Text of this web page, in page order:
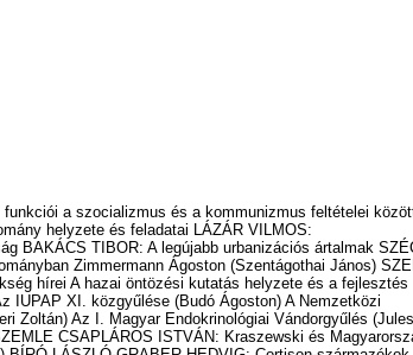
tevékenysége Az Elnökség hírei Feladatok a tudományos minősítésről és a tudományos fokozatokról szóló új rendelkezések tükrében (Tóth Béla) Agrárkutatási eredmények felhasználásának módozatairól (Egyed Imre) Tudományos élet A magyar biokémiai kutatás két kongresszus tükrében (Tankó Béla) Ankét a népi műemlékvédelemről (ifj. Kodolányi János) A Tudományos Minősítő Bizottság hírei KÖNYVSZEMLE Tanulmányok a magyar szocialista irodalom történetéből (Kis Tamás) VARGHA KÁLMÁN: Móricz Zsigmond és az irodalom (F. Csanak Dóra) HORVÁTH RÓBERT: Hatvani István professzor (1718-1786) és a magyar statisztikai tudomány kezdetei (Vekerdi László) Az endokrinológia újabb eredményei (Farkas György) L. M. BATUNER-M. E. POZIN: Matematikai módszerek a kémiai gyakorlatban (Fényes Tamás) 1964 / 5. sz. 319 FUKÁSZ GYÖRGY: A munka jellegének változása - a szellemi és fizikai munka ellentmonádsa megoldásának feltétele CSISZÁR IMRE: A matematika egy új ága - az információelmélet BOZÓKY LÁSZLÓ: A sugárvédelem fejlődése SZÉKELY TAMÁS: Komplex kutatás és kooperáció a szervetlen polimerkémiában VITA VIRÁGH LÁSZLÓ: Zene és zeneművészet (Hozzászólás Szőke Péter "Ornitomuzikológia" című tanulmányának vitájához) SZEMLE Az Akadémia testületi szerveinek tevékenysége Az Elnökség hírei Az Akadémia 1963. évi nemzetközi tevékenységének egyes vonásai A kémiai tudományos eredmények felhasználása a gyakorlatban (Kardos Ibolya) A biológiai kutatások néhány gyakorlati vonatkozása (Láng István) TUDOMÁNYOS ÉLET Az Akadémiai Könyvtár Kézirattárának gyarapodása 1963-ban (Csapodi Csaba) A XXIV. Nemzetközi Ipari Kémiai Kongresszus (Moldvai Rezsőné) A Tudományos Minősítő Bizottság hírei KÖNYVSZEMLE MOLNÁR JÓZSEF: A könyvnyomtatás hatása a magyar irodalmi nyelv kialakulására 1527-1576 között (Hexendorf Edit) S. A. SOCHACKI: Liszt Ferenc és a lengyelek (Jan Šlaski) JÁNOSSY FERENC: A gazdasági fejlettség mérhetősége és új mérési módszere (Kasper Egon) SÁNDOR MÓRA: Die Novocain-Blockade des vegetativen Nervensystems (Stefanics János) 1964 / 6. sz. 395 A MAGYAR TUDOMÁNYOS AKADÉMIA 1964. ÉVI CXXIV. KÖZGYŰLÉSE RUSZNYÁK ISTVÁN: Elnöki megnyitó ERDEI FERENC: Az Elnökség beszámolója FEHÉR LAJOS: Üdvözlő beszéd JÓZSEF FARKAS: A magyar szocialista irodalom kezdetei (1905-1919) ISSEKUTZ BÉLA: A gyógyszerkutatás jelentősége a gyógyszeripar fejlődésében SZEMLE A Magyar Tudományos Akadémia 1964. évi közgyűlése Az Elnökség hírei Az 1964. évi akadémiai jutalmak A Tudományos Minősítő Bizottság hírei Kandidátusi és doktori disszertációk katalógusa (1952-1961) KÖNYVSZEMLE Általános nyelvészeti tanulmányok (H. Molnár Ilona) SZ. MELJUHIN: A szervetlen természet fejlődési dialektikája (Farkas János) KEMÉNY G. GÁBOR: A szomszéd népekkel való kapcsolataink történetéből (Csuka Zoltán) BÖSZÖRMÉNYI MIKLÓS-SHCWEIGER OTTÓ: A felnőttkori tüdőgümőkor gyógyszeres kezelése (Kőrösi Andor) 1964 / 7. sz. 467 ERDEY-GRÚZ TIBOR: Gondolatok az Akadémia közgyűlése alkalmából NAGY SÁNDOR: Emlékezés Makarenkóra KÁRTESZI FERENC: A matematikai tehetség felismerésének, a tehetség kibontakoztatásának hazai hagyományai és új feladatai BARTA IMRE: A haematológia jelene és jövője SZÁDECZKY-KARDOSS ELEMÉR: Földtudományi irányzatok itthon és külföldön SZEMLE Az Akadémia testületi szerveinek tevékenysége Az 1964. évi közgyűlés határozatai Az Elnökség hírei Az elelnökök és főtitkárhelyettesek feladat- és hatásköre Az Akadémia tudományos bizottsági rendszere Szemelvények az osztályvezetőségek beszámolóiból TUDOMÁNYOS ÉLET A Szovjetunió Tudományos Akadémiájának 1964. évi rendes közgyűlése Matematikai módszerek gazdasági alkalmazása (Prékopa András) Külföldi vendégek előadásai A. A. FELDBAUM: Adaptív rendszerek problémái (Somló János) P. H. SCHWEITZER: A Diesel-motorok jelenlegi helyzete és várható fejlődése (Böhm János) "Tájékoztató a tudományos kutatás tervezésének, igazgatásának és szervezésének nemzetközi irodalmáról" (D. S.) A Tudományos Minősítő Bizottság hírei KÖNYVSZEMLE J. D. BERNAL: Tudomány és történelem (Szántó Lajos) A Magyar Tudományos Akadémia